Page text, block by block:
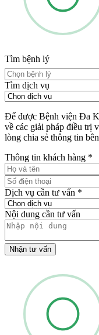
Tìm bệnh lý
Tìm dịch vụ
Để được Bệnh viện Đa
về các giải pháp điều trị
lòng chia sẻ thông tin
Thông tin khách hàng *
Dịch vụ cần tư vấn *
Nội dung cần tư vấn
Nhận tư vấn